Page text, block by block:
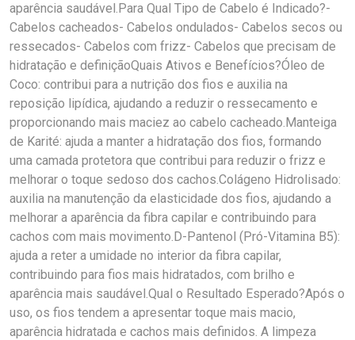
aparência saudável.Para Qual Tipo de Cabelo é Indicado?-
Cabelos cacheados- Cabelos ondulados- Cabelos secos ou
ressecados- Cabelos com frizz- Cabelos que precisam de
hidratação e definiçãoQuais Ativos e Benefícios?Óleo de
Coco: contribui para a nutrição dos fios e auxilia na
reposição lipídica, ajudando a reduzir o ressecamento e
proporcionando mais maciez ao cabelo cacheado.Manteiga
de Karité: ajuda a manter a hidratação dos fios, formando
uma camada protetora que contribui para reduzir o frizz e
melhorar o toque sedoso dos cachos.Colágeno Hidrolisado:
auxilia na manutenção da elasticidade dos fios, ajudando a
melhorar a aparência da fibra capilar e contribuindo para
cachos com mais movimento.D-Pantenol (Pró-Vitamina B5):
ajuda a reter a umidade no interior da fibra capilar,
contribuindo para fios mais hidratados, com brilho e
aparência mais saudável.Qual o Resultado Esperado?Após o
uso, os fios tendem a apresentar toque mais macio,
aparência hidratada e cachos mais definidos. A limpeza